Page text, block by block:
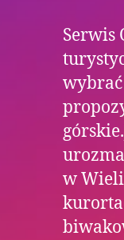
Serwis
w